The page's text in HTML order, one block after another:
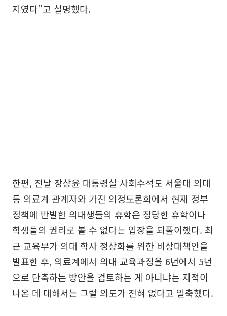
지였다”고 설명했다.
한편, 전날 장상윤 대통령실 사회수석도 서울대 의대
등 의료계 관계자와 가진 의정토론회에서 현재 정부
정책에 반발한 의대생들의 휴학은 정당한 휴학이나
학생들의 권리로 볼 수 없다는 입장을 되풀이했다. 최
근 교육부가 의대 학사 정상화를 위한 비상대책안을
발표한 후, 의료계에서 의대 교육과정을 6년에서 5년
으로 단축하는 방안을 검토하는 게 아니냐는 지적이
나온 데 대해서는 그럴 의도가 전혀 없다고 일축했다.